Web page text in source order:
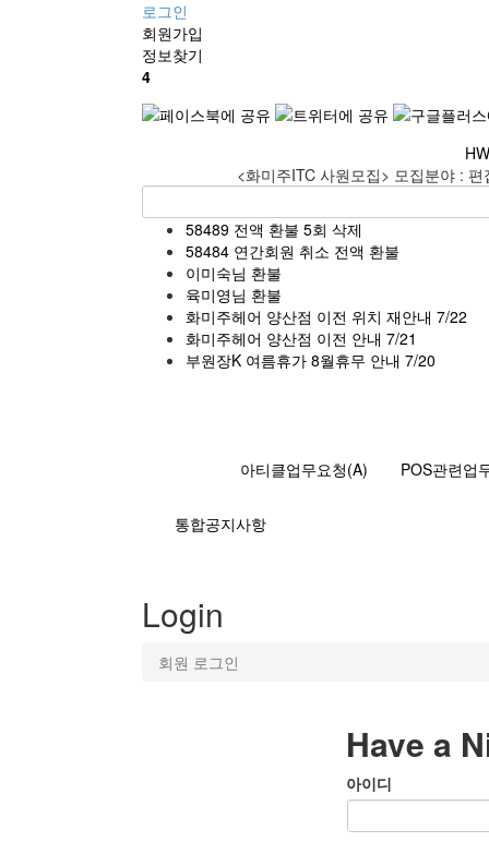
로그인
회원가입
정보찾기
4
<화미주ITC 사원모집> 모집분야 :
58489 전액 환불 5회 삭제
58484 연간회원 취소 전액 환불
이미숙님 환불
육미영님 환불
화미주헤어 양산점 이전 위치 재안내 7/22
화미주헤어 양산점 이전 안내 7/21
부원장K 여름휴가 8월휴무 안내 7/20
아티클업무요청(A) POS관련업
통합공지사항
Login
회원 로그인
Have a
아이디